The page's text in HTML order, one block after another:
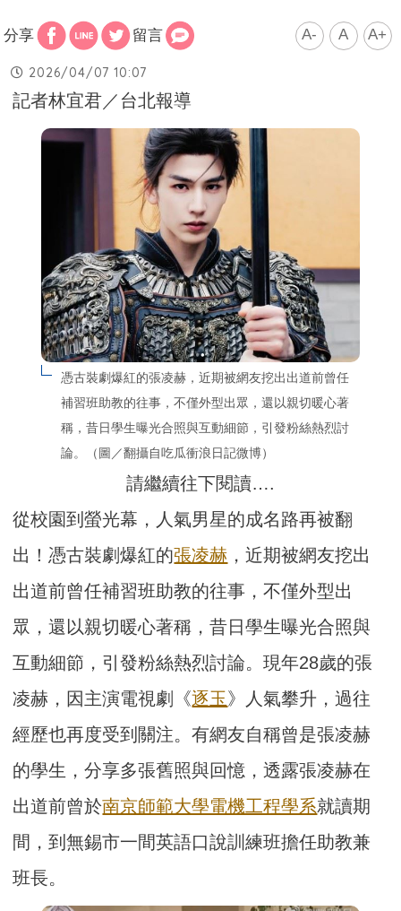
分享 留言 A- A A+
2026/04/07 10:07
記者林宜君／台北報導
憑古裝劇爆紅的張凌赫，近期被網友挖出出道前曾任
補習班助教的往事，不僅外型出眾，還以親切暖心著
稱，昔日學生曝光合照與互動細節，引發粉絲熱烈討
論。（圖／翻攝自吃瓜衝浪日記微博）
請繼續往下閱讀….
從校園到螢光幕，人氣男星的成名路再被翻
出！憑古裝劇爆紅的張凌赫 ，近期被網友挖出
出道前曾任補習班助教的往事，不僅外型出
眾，還以親切暖心著稱，昔日學生曝光合照與
互動細節，引發粉絲熱烈討論。現年28歲的張
凌赫，因主演電視劇《逐玉》人氣攀升，過往
經歷也再度受到關注。有網友自稱曾是張凌赫
的學生，分享多張舊照與回憶，透露張凌赫在
出道前曾於南京師範大學電機工程學系就讀期
間，到無錫市一間英語口說訓練班擔任助教兼
班長。